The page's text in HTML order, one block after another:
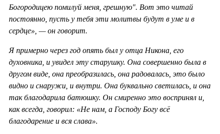
Богородицею помилуй меня, грешную". Вот это читай
постоянно, пусть у тебя эти молитвы будут в уме и в
сердце», — он говорит.
Я примерно через год опять был у отца Никона, его
духовника, и увидел эту старушку. Она совершенно была в
другом виде, она преобразилась, она радовалась, это было
видно и снаружи, и внутри. Она буквально светилась, и она
так благодарила батюшку. Он смиренно это воспринял и,
как всегда, говорил: «Не нам, а Господу Богу всё
благодарение и вся слава».